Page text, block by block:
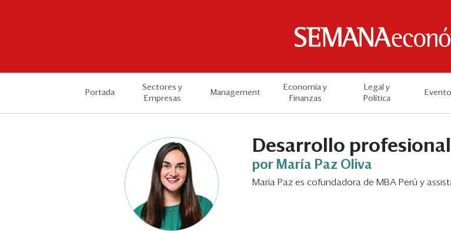
Portada
Sectores y
Empresas
Management
Economía y
Finanzas
Legal y
Política
Desarrollo profesional
por María Paz Oliva
María Paz es cofundadora de MBA Perú y